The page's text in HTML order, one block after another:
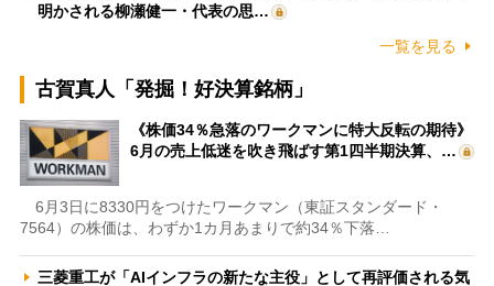
明かされる柳瀬健一・代表の思…
一覧を見る
古賀真人「発掘！好決算銘柄」
《株価34％急落のワークマンに特大反転の期待》
6月の売上低迷を吹き飛ばす第1四半期決算、…
6月3日に8330円をつけたワークマン（東証スタンダード・
7564）の株価は、わずか1カ月あまりで約34％下落…
三菱重工が「AIインフラの新たな主役」として再評価される気